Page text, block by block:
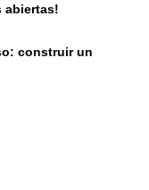
abiertas!
construir un